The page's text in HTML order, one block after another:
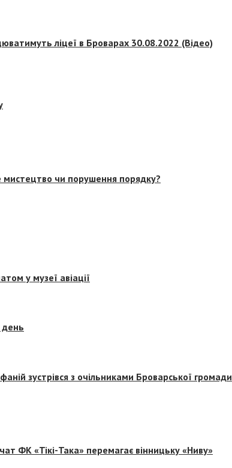
ліцеї в Броварах 30.08.2022 (Відео)
мистецтво чи порушення порядку?
у музеї авіації
зустрівся з очільниками Броварської громади
ФК «Тікі-Така» перемагає вінницьку «Ниву»